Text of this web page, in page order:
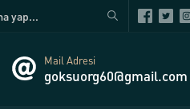
Mail Adresi
goksuorg60@gmail.com